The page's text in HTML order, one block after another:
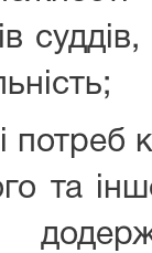
потреб
та